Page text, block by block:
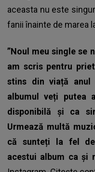
aceasta nu este
fanii înainte de marea
”Noul meu single se
am scris pentru
stins din viață anul
albumul veți putea
disponibilă și ca
Urmează multă
că sunteți la fel de
acestui album ca și